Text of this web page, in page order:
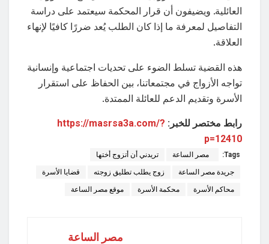
العائلية. ويضيفون أن قرار المحكمة سيعتمد على دراسة
التفاصيل لمعرفة ما إذا كان الطلب يُعد ضررًا كافيًا لإنهاء
العلاقة.
هذه القضية تسلط الضوء على تحديات اجتماعية وإنسانية
تواجه الأزواج في مجتمعاتنا، بين الحفاظ على استقرار
الأسرة وتقديم الدعم للعائلة الممتدة.
رابط مختصر للخبر: https://masrsa3a.com/?
p=12410
Tags: مصر الساعة تريدني أن أتزوج أختها
جريدة مصر الساعة زوج يطلب تطليق زوجته قضايا الأسرة
محاكم الأسرة محكمة الأسرة موقع مصر الساعة
مصر الساعة